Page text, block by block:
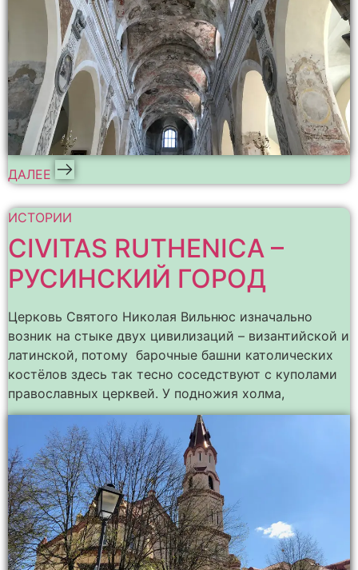
ДАЛЕЕ
ИСТОРИИ
CIVITAS RUTHENICA –
РУСИНСКИЙ ГОРОД
Церковь Святого Николая Вильнюс изначально
возник на стыке двух цивилизаций – византийской и
латинской, потому барочные башни католических
костёлов здесь так тесно соседствуют с куполами
православных церквей. У подножия холма,